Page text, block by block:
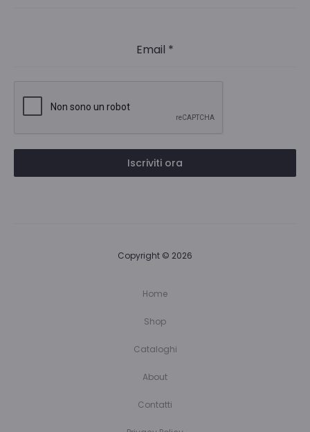
Email *
Iscriviti ora
Copyright © 2026
Home
Shop
Cataloghi
About
Contatti